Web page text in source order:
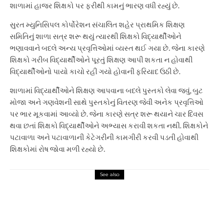
શાળામાં હાજર શિક્ષકો પર ફરીથી કામનું ભારણ વધી રહ્યું છે.
સુરત મ્યુનિસિપલ કોર્પોરેશન સંચાલિત શહેર પ્રાથમિક શિક્ષણ
સમિતિનું શાળા સત્ર શરૂ થયું ત્યારથી શિક્ષકો વિદ્યાર્થીઓને
ભણાવવાને બદલે અન્ય પ્રવૃત્તિઓમાં વ્યસ્ત થઈ ગયા છે. જેના કારણે
શિક્ષકો ગરીબ વિદ્યાર્થીઓને પૂરતું શિક્ષણ આપી શકતા ન હોવાથી
વિદ્યાર્થીઓનો પાયો કાચો રહી ગયો હોવાની ફરિયાદ ઉઠી છે.
શાળામાં વિદ્યાર્થીઓને શિક્ષણ આપવાના બદલે પુસ્તકો લેવા જવું, બુટ
મોજા અને ગણવેશની સાથે પુસ્તકોનું વિતરણ જેવી અનેક પ્રવૃત્તિઓ
પર ભાર મૂકવામાં આવ્યો છે. જેના કારણે સત્ર શરૂ થયાને ચાર દિવસ
થવા છતાં શિક્ષકો વિદ્યાર્થીઓને અભ્યાસ કરાવી શકતા નથી. શિક્ષકોને
પટાવાળા અને પટાવાળાની કેટેગરીની કામગીરી કરવી પડતી હોવાથી
શિક્ષકોમાં રોષ જોવા મળી રહ્યો છે.
See also